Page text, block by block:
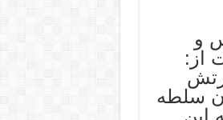
و
از:
سلطه